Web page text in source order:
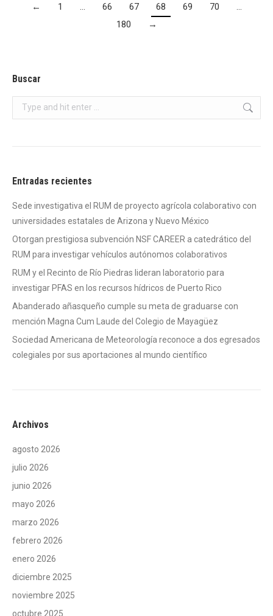
← 1 … 66 67 68 69 70
…
180
→
Buscar
Search:
Entradas recientes
Sede investigativa el RUM de proyecto agrícola colaborativo con
universidades estatales de Arizona y Nuevo México
Otorgan prestigiosa subvención NSF CAREER a catedrático del
RUM para investigar vehículos autónomos colaborativos
RUM y el Recinto de Río Piedras lideran laboratorio para
investigar PFAS en los recursos hídricos de Puerto Rico
Abanderado añasqueño cumple su meta de graduarse con
mención Magna Cum Laude del Colegio de Mayagüez
Sociedad Americana de Meteorología reconoce a dos egresados
colegiales por sus aportaciones al mundo científico
Archivos
agosto 2026
julio 2026
junio 2026
mayo 2026
marzo 2026
febrero 2026
enero 2026
diciembre 2025
noviembre 2025
octubre 2025